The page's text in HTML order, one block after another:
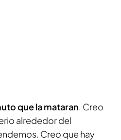
que la mataran. Creo
alrededor del
Creo que hay